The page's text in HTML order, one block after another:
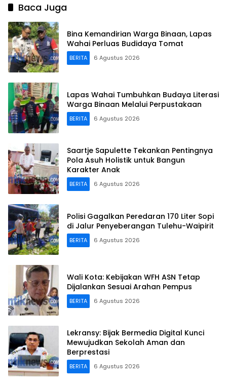
Baca Juga
Bina Kemandirian Warga Binaan, Lapas
Wahai Perluas Budidaya Tomat
BERITA 6 Agustus 2026
Lapas Wahai Tumbuhkan Budaya Literasi
Warga Binaan Melalui Perpustakaan
BERITA 6 Agustus 2026
Saartje Sapulette Tekankan Pentingnya
Pola Asuh Holistik untuk Bangun
Karakter Anak
BERITA 6 Agustus 2026
Polisi Gagalkan Peredaran 170 Liter Sopi
di Jalur Penyeberangan Tulehu-Waipirit
BERITA 6 Agustus 2026
Wali Kota: Kebijakan WFH ASN Tetap
Dijalankan Sesuai Arahan Pempus
BERITA 6 Agustus 2026
Lekransy: Bijak Bermedia Digital Kunci
Mewujudkan Sekolah Aman dan
Berprestasi
BERITA 6 Agustus 2026